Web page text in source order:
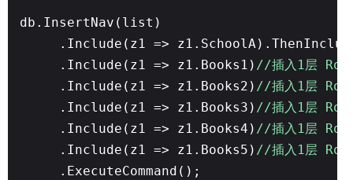
db.InsertNav(list)
.Include(z1 =>
.Include(z1 => z1.Books1) //插入1层
.Include(z1 => z1.Books2) //插入1层
.Include(z1 => z1.Books3) //插入1层
.Include(z1 => z1.Books4) //插入1层
.Include(z1 => z1.Books5) //插入1层
.ExecuteCommand();